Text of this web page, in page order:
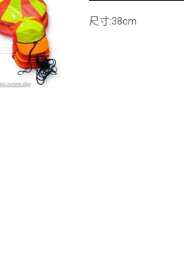
尺寸:38cm